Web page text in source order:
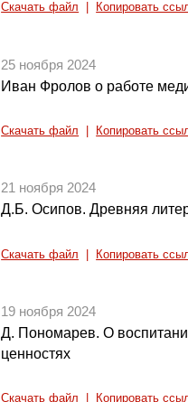
Скачать файл Копировать
25 ноября 2024
Иван Фролов о работе
Скачать файл Копировать
21 ноября 2024
Д.Б. Осипов. Древняя
Скачать файл Копировать
19 ноября 2024
Д. Пономарев. О
ценностях
Скачать файл Копировать